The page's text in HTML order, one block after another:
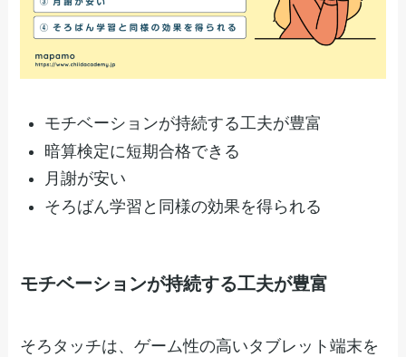
モチベーションが持続する工夫が豊富
暗算検定に短期合格できる
月謝が安い
そろばん学習と同様の効果を得られる
モチベーションが持続する工夫が豊富
そろタッチは、ゲーム性の高いタブレット端末を